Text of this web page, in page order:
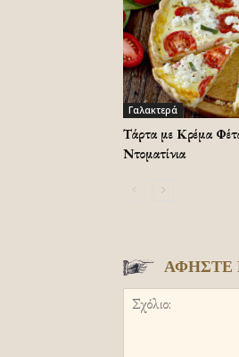
Γαλακτερά
Τάρτα με Κρέμα
Ντοματίνια
ΑΦΗΣΤΕ